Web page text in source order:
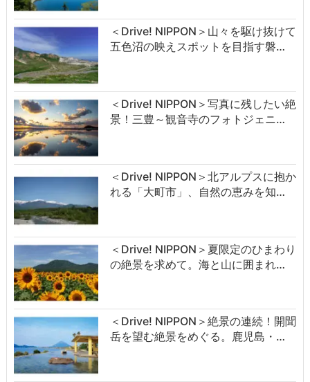
＜Drive! NIPPON＞山々を駆け抜けて
五色沼の映えスポットを目指す磐…
＜Drive! NIPPON＞写真に残したい絶
景！三豊～観音寺のフォトジェニ…
＜Drive! NIPPON＞北アルプスに抱か
れる「大町市」、自然の恵みを知…
＜Drive! NIPPON＞夏限定のひまわり
の絶景を求めて。海と山に囲まれ…
＜Drive! NIPPON＞絶景の連続！開聞
岳を望む絶景をめぐる。鹿児島・…